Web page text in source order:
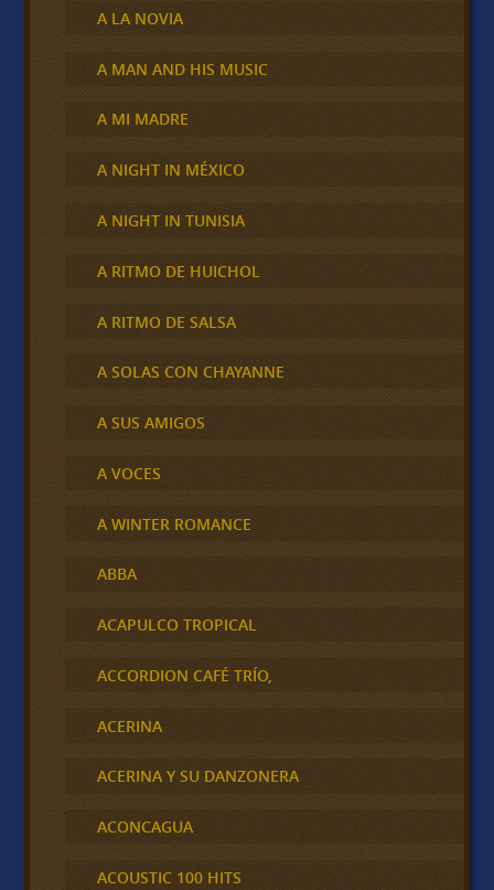
A LA NOVIA
A MAN AND HIS MUSIC
A MI MADRE
A NIGHT IN MÉXICO
A NIGHT IN TUNISIA
A RITMO DE HUICHOL
A RITMO DE SALSA
A SOLAS CON CHAYANNE
A SUS AMIGOS
A VOCES
A WINTER ROMANCE
ABBA
ACAPULCO TROPICAL
ACCORDION CAFÉ TRÍO,
ACERINA
ACERINA Y SU DANZONERA
ACONCAGUA
ACOUSTIC 100 HITS